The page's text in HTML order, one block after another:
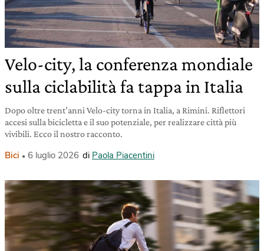
Velo-city, la conferenza mondiale
sulla ciclabilità fa tappa in Italia
Dopo oltre trent’anni Velo-city torna in Italia, a Rimini. Riflettori
accesi sulla bicicletta e il suo potenziale, per realizzare città più
vivibili. Ecco il nostro racconto.
Bici 6 luglio 2026 di Paola Piacentini